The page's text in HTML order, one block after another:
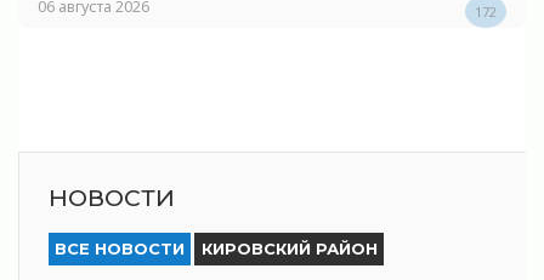
06 августа 2026 172
НОВОСТИ
ВСЕ НОВОСТИ КИРОВСКИЙ РАЙОН